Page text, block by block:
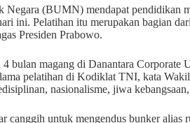
Negara (BUMN) mendapat pendidikan
ini. Pelatihan itu merupakan bagian
Presiden Prabowo.
bulan magang di Danantara Corporate
pelatihan di Kodiklat TNI, kata
nasionalisme, jiwa
canggih untuk mengendus bunker alias